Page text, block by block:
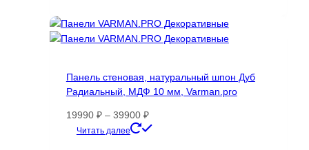
имеет
несколько
можно
выбрать
Панель стеновая, натуральный шпон Дуб
Радиальный, МДФ 10 мм, Varman.pro
19990 ₽ – 39900 ₽Диапазон
цен:
Читать далее